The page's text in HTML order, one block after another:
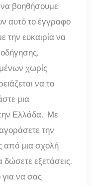
βοηθήσουμε
αυτό το έγγραφο
την ευκαιρία να
χωρίς
να το
μια
Ελλάδα. Με
την
από μια σχολή
δώσετε εξετάσεις.
να σας